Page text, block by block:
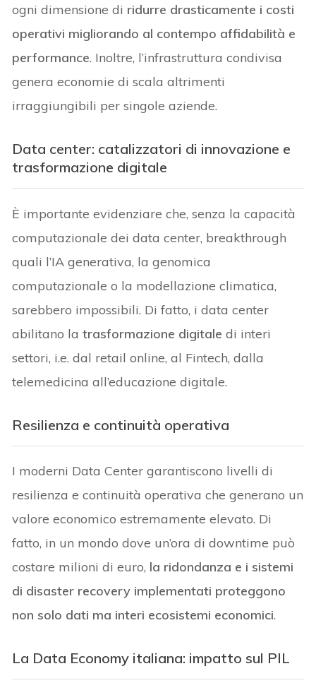
ogni dimensione di ridurre drasticamente i costi
operativi migliorando al contempo affidabilità e
performance. Inoltre, l’infrastruttura condivisa
genera economie di scala altrimenti
irraggiungibili per singole aziende.
Data center: catalizzatori di innovazione e
trasformazione digitale
È importante evidenziare che, senza la capacità
computazionale dei data center, breakthrough
quali l’IA generativa, la genomica
computazionale o la modellazione climatica,
sarebbero impossibili. Di fatto, i data center
abilitano latrasformazione digitale di interi
settori, i.e. dal retail online, al Fintech, dalla
telemedicina all’educazione digitale.
Resilienza e continuità operativa
I moderni Data Center garantiscono livelli di
resilienza e continuità operativa che generano un
valore economico estremamente elevato. Di
fatto, in un mondo dove un’ora di downtime può
costare milioni di euro, la ridondanza e i sistemi
di disaster recovery implementati proteggono
non solo dati ma interi ecosistemi economici.
La Data Economy italiana: impatto sul PIL